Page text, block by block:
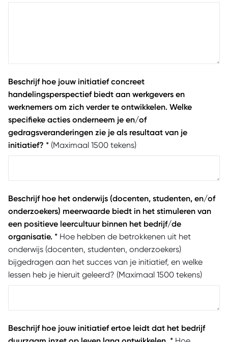
Beschrijf hoe jouw initiatief concreet
handelingsperspectief biedt aan werkgevers en
werknemers om zich verder te ontwikkelen. Welke
specifieke acties onderneem je en/of
gedragsveranderingen zie je als resultaat van je
initiatief? * (Maximaal 1500 tekens)
Beschrijf hoe het onderwijs (docenten, studenten, en/of
onderzoekers) meerwaarde biedt in het stimuleren van
een positieve leercultuur binnen het bedrijf/de
organisatie. * Hoe hebben de betrokkenen uit het
onderwijs (docenten, studenten, onderzoekers)
bijgedragen aan het succes van je initiatief, en welke
lessen heb je hieruit geleerd? (Maximaal 1500 tekens)
Beschrijf hoe jouw initiatief ertoe leidt dat het bedrijf